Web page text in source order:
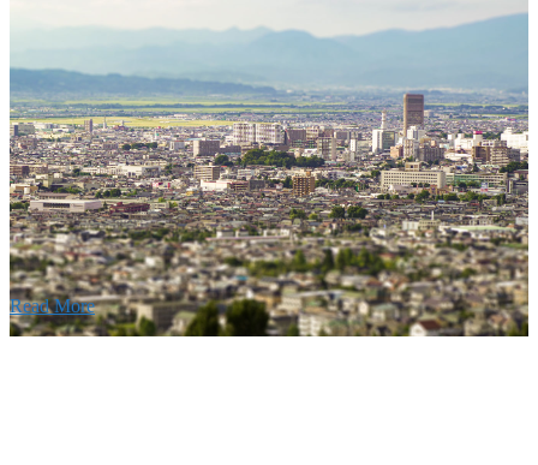
の歴史ある実績・建設技術と、旧カネフジハウス
利くフットワークが結びついた新しい建設会社で
Read More